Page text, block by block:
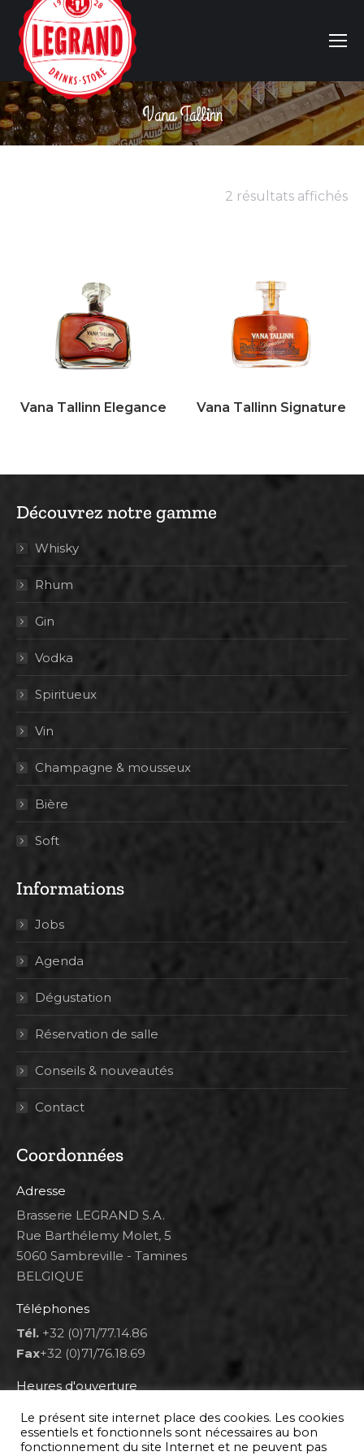
Vana Tallinn
Vous êtes ici :
2 résultats affichés
Vana Tallinn Elegance Vana Tallinn Signature
Découvrez notre gamme
Whisky
Rhum
Gin
Vodka
Spiritueux
Vin
Champagne & mousseux
Bière
Soft
Informations
Jobs
Agenda
Dégustation
Réservation de salle
Conseils & nouveautés
Contact
Coordonnées
Adresse
Brasserie LEGRAND S.A.
Rue Barthélemy Molet, 5
5060 Sambreville - Tamines
BELGIQUE
Téléphones
Tél. +32 (0)71/77.14.86
Fax+32 (0)71/76.18.69
Heures d'ouverture
Lun 8h00-12h00 et 12h30-14h30
Mar au ven 8h00-12h00 et 12h30-17h00
Sam 9h00-16h00
Le présent site internet place des cookies. Les cookies
essentiels et fonctionnels sont nécessaires au bon
fonctionnement du site Internet et ne peuvent pas